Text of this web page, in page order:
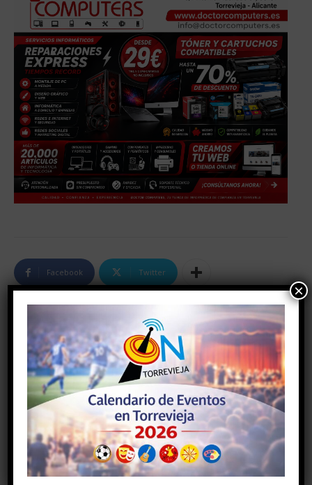
Facebook Twitter
Artículo anterior
Nuevas medidas de
restricción: Se ve la luz al
final del túnel.
Artículo siguiente
Torrevieja, hospital de
Alicante más comprometido
en la lucha contra el cambio
climático
NOTICIAS RELACIONADAS
SUEÑA TORREVIEJA ESCUCHA A PIE DE
×